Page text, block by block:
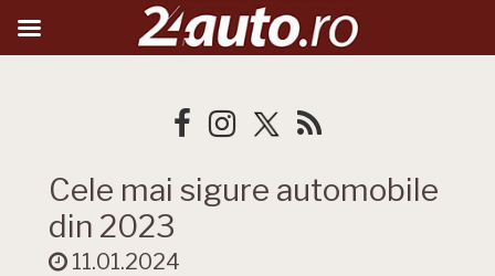
Cele mai sigure automobile
din 2023
11.01.2024